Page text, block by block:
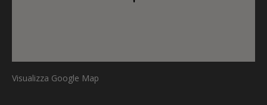
Visualizza Google Map